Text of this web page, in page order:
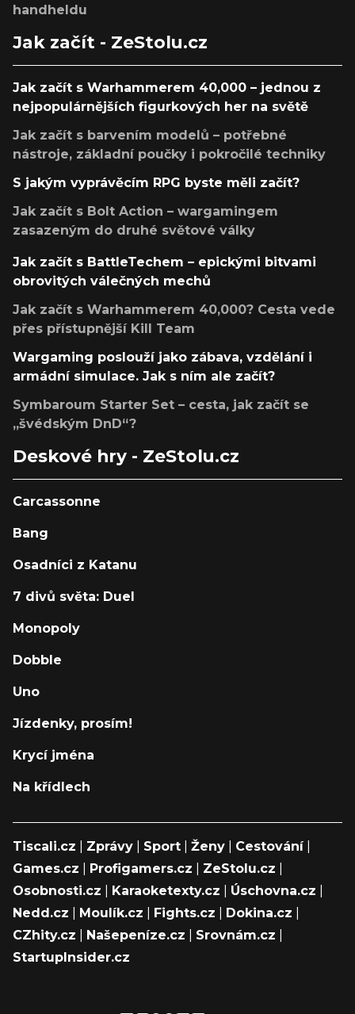
handheldu
Jak začít - ZeStolu.cz
Jak začít s Warhammerem 40,000 – jednou z
nejpopulárnějších figurkových her na světě
Jak začít s barvením modelů – potřebné
nástroje, základní poučky i pokročilé techniky
S jakým vyprávěcím RPG byste měli začít?
Jak začít s Bolt Action – wargamingem
zasazeným do druhé světové války
Jak začít s BattleTechem – epickými bitvami
obrovitých válečných mechů
Jak začít s Warhammerem 40,000? Cesta vede
přes přístupnější Kill Team
Wargaming poslouží jako zábava, vzdělání i
armádní simulace. Jak s ním ale začít?
Symbaroum Starter Set – cesta, jak začít se
„švédským DnD“?
Deskové hry - ZeStolu.cz
Carcassonne
Bang
Osadníci z Katanu
7 divů světa: Duel
Monopoly
Dobble
Uno
Jízdenky, prosím!
Krycí jména
Na křídlech
Tiscali.cz Zprávy Sport Ženy Cestování|
Games.cz
Profigamers.cz ZeStolu.cz
Osobnosti.cz
Karaoketexty.cz Úschovna.cz
Nedd.cz
Moulík.cz Fights.cz Dokina.cz
CZhity.cz
Našepeníze.cz Srovnám.cz
StartupInsider.cz